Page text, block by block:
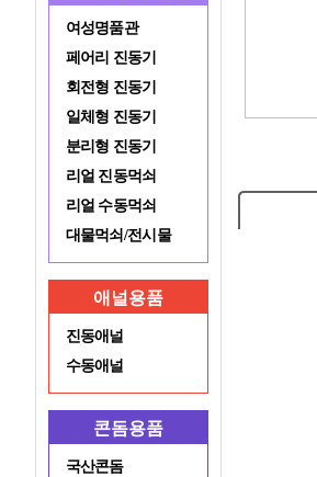
여성명품관
페어리 진동기
회전형 진동기
일체형 진동기
분리형 진동기
리얼 진동먹쇠
리얼 수동먹쇠
대물먹쇠/전시물
애널용품
진동애널
수동애널
콘돔용품
국산콘돔